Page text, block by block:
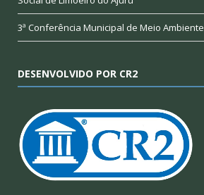
3ª Conferência Municipal de Meio Ambiente
DESENVOLVIDO POR CR2